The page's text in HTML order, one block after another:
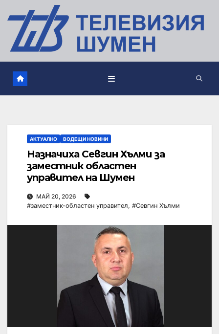
АКТУАЛНО ВОДЕЩИ НОВИНИ
Назначиха Севгин Хълми за
заместник областен
управител на Шумен
МАЙ 20, 2026
#заместник-областен управител, #Севгин Хълми